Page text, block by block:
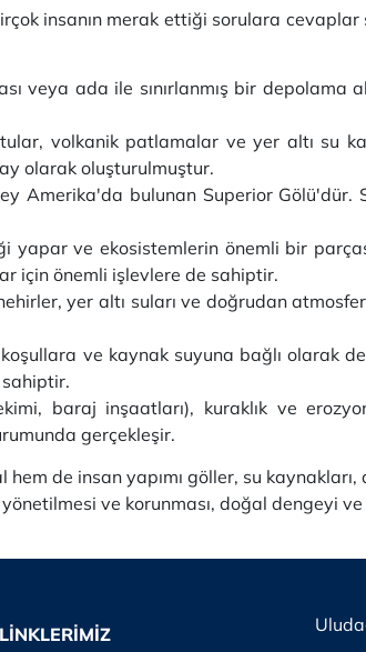
insanın merak ettiği sorulara cevaplar
ada ile sınırlanmış bir depolama
volkanik patlamalar ve yer altı su
olarak oluşturulmuştur.
Amerika'da bulunan Superior Gölü'dür.
yapar ve ekosistemlerin önemli bir
için önemli işlevlere de sahiptir.
yer altı suları ve doğrudan
ve kaynak suyuna bağlı olarak
baraj inşaatları), kuraklık ve
gerçekleşir.
de insan yapımı göller, su
ve korunması, doğal dengeyi
LİNKLERİMİZ